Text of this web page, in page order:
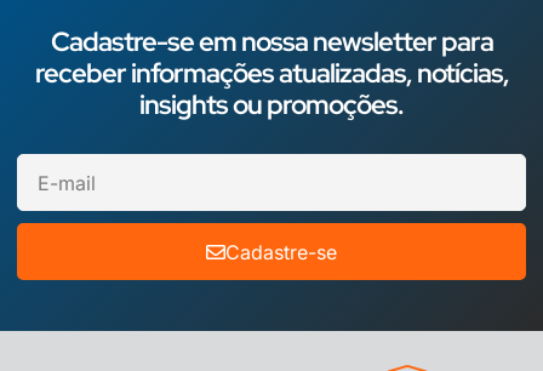
Cadastre-se em nossa newsletter para
receber informações atualizadas, notícias,
insights ou promoções.
Cadastre-se